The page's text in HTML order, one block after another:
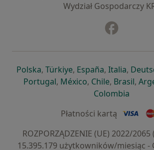
Wydział Gospodarczy
Polskaotwiera się w nowej karcie
, Türkiyeotwiera się w nowej
, Españaotwiera się
, Italia,
Portugalotwiera się w nowej
, Méxicootwiera się w
, Chileotwiera się
, Brasil,
Colombia
Płatności kartą
ROZPORZĄDZENIE (UE) 2022/2065
15.395.179 użytkowników/miesiąc -